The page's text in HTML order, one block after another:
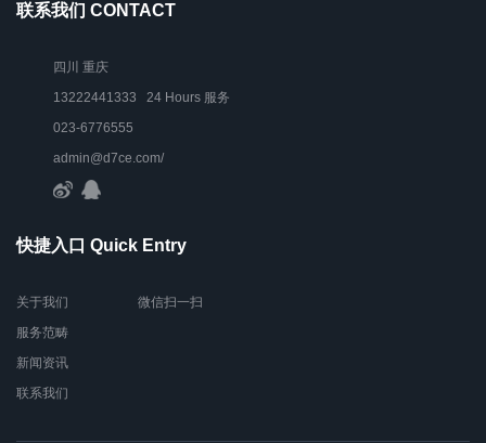
联系我们 CONTACT
四川 重庆
13222441333 24 Hours 服务
023-6776555
admin@d7ce.com/
快捷入口 Quick Entry
关于我们
服务范畴
新闻资讯
联系我们
微信扫一扫